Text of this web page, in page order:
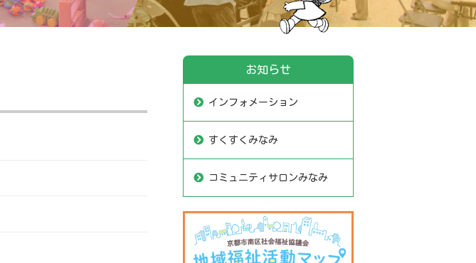
お知らせ
インフォメーション
すくすくみなみ
コミュニティサロンみなみ